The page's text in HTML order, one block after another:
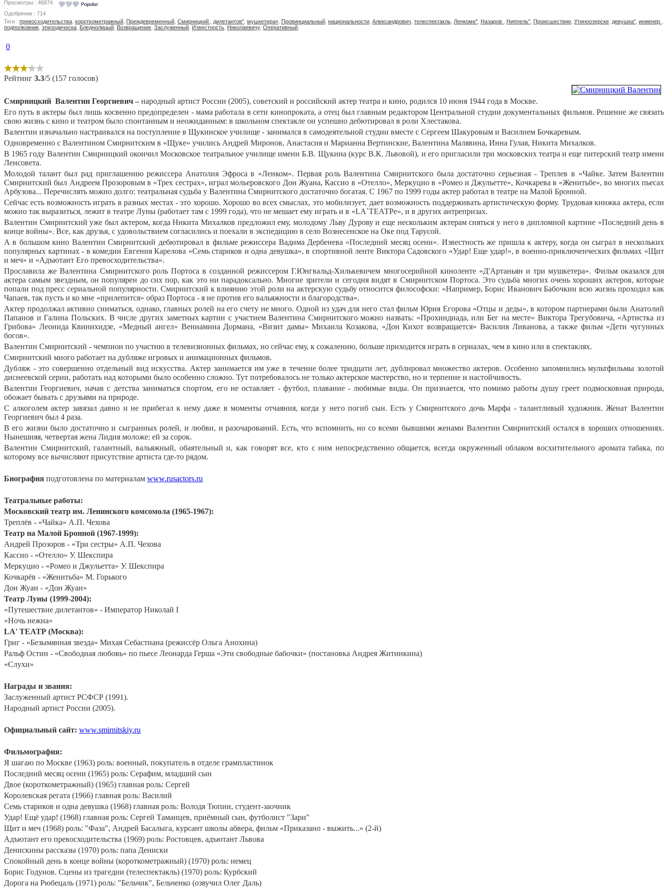
Просмотры : 46874
Одобрение : 714
Теги : превосходительства короткометражный Преждевременный Смирницкий дилетантов" мушкетера» Провинциальный национальности Александрович телеспектакль Ленкоме" Назаров Ниппель" Происшествие Утиноозерске девушка" инженер
подполковник эпизодическа Бледнолицый Возвращение Заслуженный Известность Николаевичу, Оперативный
0
Рейтинг 3.3/5 (157 голосов)
Смирницкий Валентин Георгиевич – народный артист России (2005), советский и российский актер театра и кино, родился 10 июня 1944 года в Москве.
Его путь в актеры был лишь косвенно предопределен - мама работала в сети кинопроката, а отец был главным редактором Центральной студии документальных фильмов. Решение же связать
свою жизнь с кино и театром было спонтанным и неожиданным: в школьном спектакле он успешно дебютировал в роли Хлестакова.
Валентин изначально настраивался на поступление в Щукинское училище - занимался в самодеятельной студии вместе с Сергеем Шакуровым и Василием Бочкаревым.
Одновременно с Валентином Смирнитским в «Щуке» учились Андрей Миронов, Анастасия и Марианна Вертинские, Валентина Малявина, Инна Гулая, Никита Михалков.
В 1965 году Валентин Смирницкий окончил Московское театральное училище имени Б.В. Щукина (курс В.К. Львовой), и его пригласили три московских театра и еще питерский театр имени
Ленсовета.
Молодой талант был рад приглашению режиссера Анатолия Эфроса в «Ленком». Первая роль Валентина Смирнитского была достаточно серьезная - Треплев в «Чайке. Затем Валентин
Смирнитский был Андреем Прозоровым в «Трех сестрах», играл мольеровского Дон Жуана, Кассио в «Отелло», Меркуцио в «Ромео и Джульетте», Кочкарева в «Женитьбе», во многих пьесах
Арбузова... Перечислять можно долго: театральная судьба у Валентина Смирнитского достаточно богатая. С 1967 по 1999 годы актер работал в театре на Малой Бронной.
Сейчас есть возможность играть в разных местах - это хорошо. Хорошо во всех смыслах, это мобилизует, дает возможность поддерживать артистическую форму. Трудовая книжка актера, если
можно так выразиться, лежит в театре Луны (работает там с 1999 года), что не мешает ему играть и в «LA`ТЕАТРе», и в других антрепризах.
Валентин Смирнитский уже был актером, когда Никита Михалков предложил ему, молодому Льву Дурову и еще нескольким актерам сняться у него в дипломной картине «Последний день в
конце войны». Все, как друзья, с удовольствием согласились и поехали в экспедицию в село Вознесенское на Оке под Тарусой.
А в большом кино Валентин Смирнитский дебютировал в фильме режиссера Вадима Дербенева «Последний месяц осени». Известность же пришла к актеру, когда он сыграл в нескольких
популярных картинах - в комедии Евгения Карелова «Семь стариков и одна девушка», в спортивной ленте Виктора Садовского «Удар! Еще удар!», в военно-приключенческих фильмах «Щит
и меч» и «Адъютант Его превосходительства».
Прославила же Валентина Смирнитского роль Портоса в созданной режиссером Г.Юнгвальд-Хилькевичем многосерийной киноленте «Д'Артаньян и три мушкетера». Фильм оказался для
актера самым звездным, он популярен до сих пор, как это ни парадоксально. Многие зрители и сегодня видят в Смирнитском Портоса. Это судьба многих очень хороших актеров, которые
попали под пресс сериальной популярности. Смирнитский к влиянию этой роли на актерскую судьбу относится философски: «Например, Борис Иванович Бабочкин всю жизнь проходил как
Чапаев, так пусть и ко мне «прилепится» образ Портоса - я не против его вальяжности и благородства».
Актер продолжал активно сниматься, однако, главных ролей на его счету не много. Одной из удач для него стал фильм Юрия Егорова «Отцы и деды», в котором партнерами были Анатолий
Папанов и Галина Польских. В числе других заметных картин с участием Валентина Смирнитского можно назвать: «Прохиндиада, или Бег на месте» Виктора Трегубовича, «Артистка из
Грибова» Леонида Квинихидзе, «Медный ангел» Вениамина Дормана, «Визит дамы» Михаила Козакова, «Дон Кихот возвращается» Василия Ливанова, а также фильм «Дети чугунных
богов».
Валентин Смирнитский - чемпион по участию в телевизионных фильмах, но сейчас ему, к сожалению, больше приходится играть в сериалах, чем в кино или в спектаклях.
Смирнитский много работает на дубляже игровых и анимационных фильмов.
Дубляж - это совершенно отдельный вид искусства. Актер занимается им уже в течение более тридцати лет, дублировал множество актеров. Особенно запомнились мультфильмы золотой
диснеевской серии, работать над которыми было особенно сложно. Тут потребовалось не только актерское мастерство, но и терпение и настойчивость.
Валентин Георгиевич, начав с детства заниматься спортом, его не оставляет - футбол, плавание - любимые виды. Он признается, что помимо работы душу греет подмосковная природа,
обожает бывать с друзьями на природе.
С алкоголем актер завязал давно и не прибегал к нему даже в моменты отчаяния, когда у него погиб сын. Есть у Смирнитского дочь Марфа - талантливый художник. Женат Валентин
Георгиевич был 4 раза.
В его жизни было достаточно и сыгранных ролей, и любви, и разочарований. Есть, что вспомнить, но со всеми бывшими женами Валентин Смирнитский остался в хороших отношениях.
Нынешняя, четвертая жена Лидия моложе: ей за сорок.
Валентин Смирнитский, галантный, вальяжный, обаятельный и, как говорят все, кто с ним непосредственно общается, всегда окруженный облаком восхитительного аромата табака, по
которому все вычисляют присутствие артиста где-то рядом.
Биография подготовлена по материалам www.rusactors.ru
Театральные работы:
Московский театр им. Ленинского комсомола (1965-1967):
Треплёв - «Чайка» А.П. Чехова
Театр на Малой Бронной (1967-1999):
Андрей Прозоров - «Три сестры» А.П. Чехова
Кассио - «Отелло» У. Шекспира
Меркуцио - «Ромео и Джульетта» У. Шекспира
Кочкарёв - «Женитьба» М. Горького
Дон Жуан - «Дон Жуан»
Театр Луны (1999-2004):
«Путешествие дилетантов» - Император Николай I
«Ночь нежна»
LA' ТЕАТР (Москва):
Григ - «Безымянная звезда» Михая Себастиана (режиссёр Ольга Анохина)
Ральф Остин - «Свободная любовь» по пьесе Леонарда Герша «Эти свободные бабочки» (постановка Андрея Житинкина)
«Слухи»
Награды и звания:
Заслуженный артист РСФСР (1991).
Народный артист России (2005).
Официальный сайт: www.smirnitskiy.ru
Фильмография:
Я шагаю по Москве (1963) роль: военный, покупатель в отделе грампластинок
Последний месяц осени (1965) роль: Серафим, младший сын
Двое (короткометражный) (1965) главная роль: Сергей
Королевская регата (1966) главная роль: Василий
Семь стариков и одна девушка (1968) главная роль: Володя Тюпин, студент-заочник
Удар! Ещё удар! (1968) главная роль: Сергей Таманцев, приёмный сын, футболист "Зари"
Щит и меч (1968) роль: "Фаза", Андрей Басалыга, курсант школы абвера, фильм «Приказано - выжить...» (2-й)
Адъютант его превосходительства (1969) роль: Ростовцев, адъютант Львова
Денискины рассказы (1970) роль: папа Дениски
Спокойный день в конце войны (короткометражный) (1970) роль: немец
Борис Годунов. Сцены из трагедии (телеспектакль) (1970) роль: Курбский
Дорога на Рюбецаль (1971) роль: "Бельчик", Бельченко (озвучил Олег Даль)